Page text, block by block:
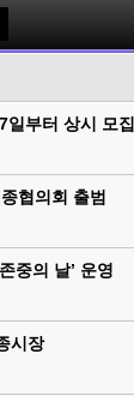
일부터 상시 모집
협의회 출범
중의 날’ 운영
시장